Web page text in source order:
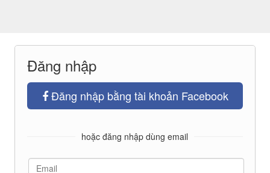
Đăng nhập
Đăng nhập bằng tài khoản Facebook
hoặc đăng nhập dùng email